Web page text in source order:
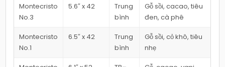
Montecristo
No.3
5.6″ x 42
Trung
bình
Gỗ sồi, cacao, tiêu
đen, cà phê
Montecristo
No.1
6.5″ x 42
Trung
bình
Gỗ sồi, cỏ khô, tiêu
nhẹ